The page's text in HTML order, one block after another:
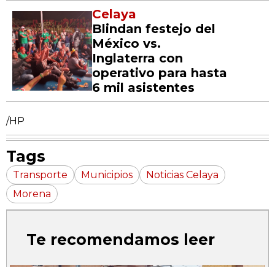
Celaya
Blindan festejo del
México vs.
Inglaterra con
operativo para hasta
6 mil asistentes
/HP
Tags
Transporte Municipios
Noticias Celaya
Morena
Te recomendamos leer